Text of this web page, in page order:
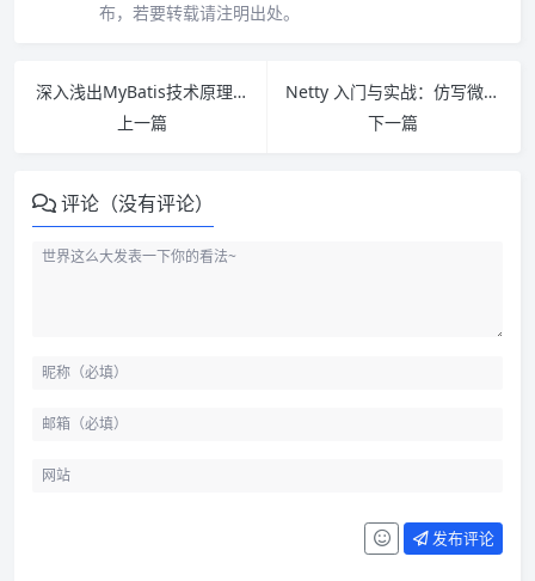
布，若要转载请注明出处。
深入浅出MyBatis技术原理与实战 PDF下载
上一篇
Netty 入门与实战：仿写微信 IM 即时通讯系统 PDF下载
下一篇
评论（没有评论）
发布评论